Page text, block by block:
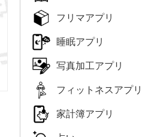
フリマアプリ
睡眠アプリ
写真加工アプリ
フィットネスアプリ
家計簿アプリ